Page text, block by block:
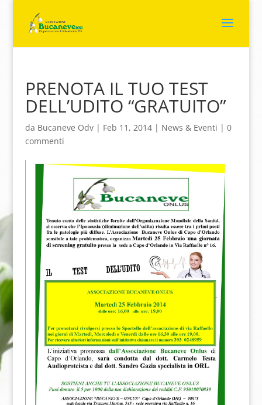
PRENOTA IL TUO TEST
DELL’UDITO “GRATUITO”
da Bucaneve Odv| Feb 11, 2014| News & Eventi | 0
commenti